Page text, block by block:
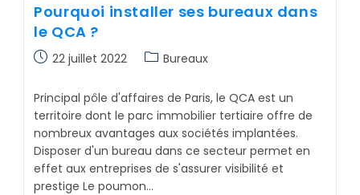
Pourquoi installer ses bureaux dans
le QCA ?
22 juillet 2022 Bureaux
Principal pôle d'affaires de Paris, le QCA est un
territoire dont le parc immobilier tertiaire offre de
nombreux avantages aux sociétés implantées.
Disposer d'un bureau dans ce secteur permet en
effet aux entreprises de s'assurer visibilité et
prestige Le poumon…